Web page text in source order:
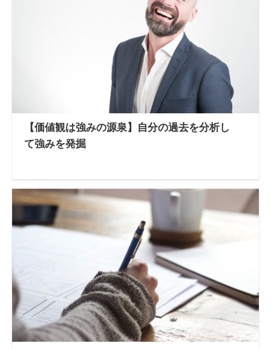
【価値観は強みの源泉】自分の過去を分析し
て強みを発掘